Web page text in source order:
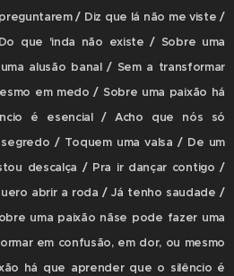
/ Diz que lá não me viste /
que 'inda não existe / Sobre uma
alusão banal / Sem a transformar
em medo / Sobre uma paixão há
é esencial / Acho que nós só
/ Toquem uma valsa / De um
descalça / Pra ir dançar contigo /
abrir a roda / Já tenho saudade /
uma paixão nãse pode fazer uma
em confusão, em dor, ou mesmo
há que aprender que o silêncio é